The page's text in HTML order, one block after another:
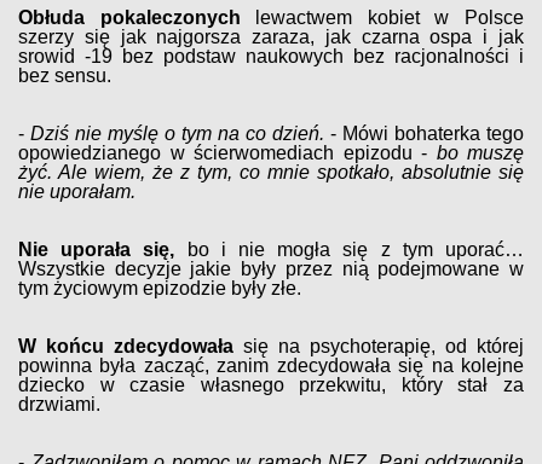
Obłuda pokaleczonych lewactwem kobiet w Polsce
szerzy się jak najgorsza zaraza, jak czarna ospa i jak
srowid -19 bez podstaw naukowych bez racjonalności i
bez sensu.
- Dziś nie myślę o tym na co dzień. - Mówi bohaterka tego
opowiedzianego w ścierwomediach epizodu - bo muszę
żyć. Ale wiem, że z tym, co mnie spotkało, absolutnie się
nie uporałam.
Nie uporała się, bo i nie mogła się z tym uporać…
Wszystkie decyzje jakie były przez nią podejmowane w
tym życiowym epizodzie były złe.
W końcu zdecydowała się na psychoterapię, od której
powinna była zacząć, zanim zdecydowała się na kolejne
dziecko w czasie własnego przekwitu, który stał za
drzwiami.